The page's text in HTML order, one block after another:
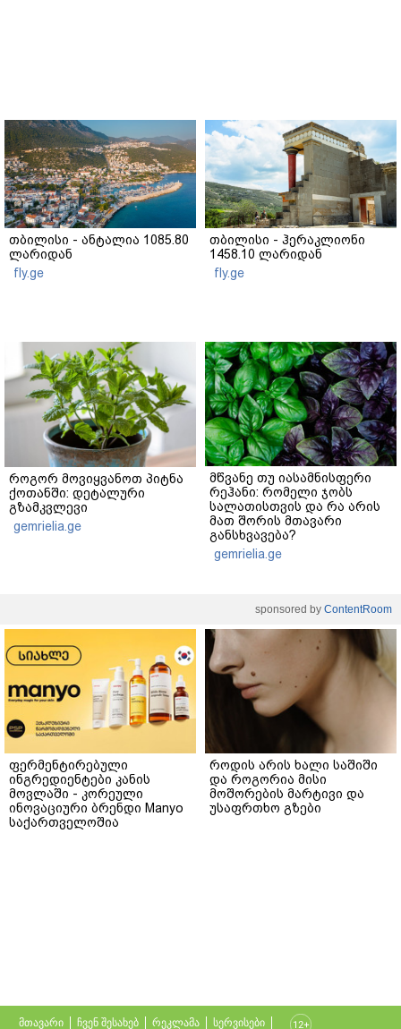
თბილისი - ანტალია 1085.80
ლარიდან
fly.ge
თბილისი - ჰერაკლიონი
1458.10 ლარიდან
fly.ge
როგორ მოვიყვანოთ პიტნა
ქოთანში: დეტალური
გზამკვლევი
gemrielia.ge
მწვანე თუ იასამნისფერი
რეჰანი: რომელი ჯობს
სალათისთვის და რა არის
მათ შორის მთავარი
განსხვავება?
gemrielia.ge
sponsored by ContentRoom
ფერმენტირებული
ინგრედიენტები კანის
მოვლაში - კორეული
ინოვაციური ბრენდი Manyo
საქართველოშია
როდის არის ხალი საშიში
და როგორია მისი
მოშორების მარტივი და
უსაფრთხო გზები
მთავარი ჩვენ შესახებ რეკლამა სერვისები